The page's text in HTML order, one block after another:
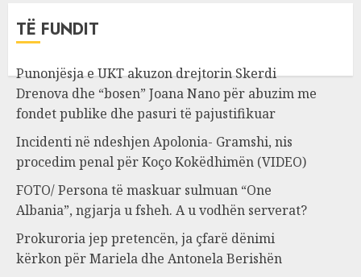
TË FUNDIT
Punonjësja e UKT akuzon drejtorin Skerdi
Drenova dhe “bosen” Joana Nano për abuzim me
fondet publike dhe pasuri të pajustifikuar
Incidenti në ndeshjen Apolonia- Gramshi, nis
procedim penal për Koço Kokëdhimën (VIDEO)
FOTO/ Persona të maskuar sulmuan “One
Albania”, ngjarja u fsheh. A u vodhën serverat?
Prokuroria jep pretencën, ja çfarë dënimi
kërkon për Mariela dhe Antonela Berishën